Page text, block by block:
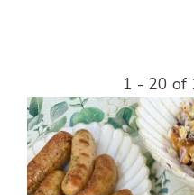
1 - 20 of